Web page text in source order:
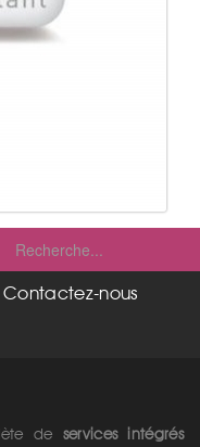
Contactez-nous
de services intégrés